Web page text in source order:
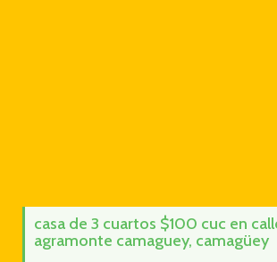
casa de 3 cuartos $100 cuc en
agramonte camaguey, camagüey